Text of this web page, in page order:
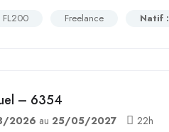
FL200 Freelance Natif :
– 6354
2026 au 25/05/2027 22h